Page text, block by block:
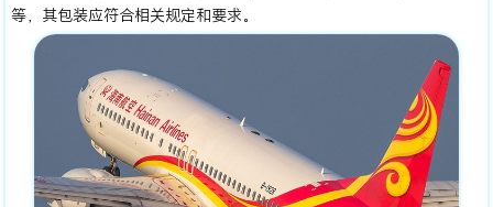
等，其包装应符合相关规定和要求。